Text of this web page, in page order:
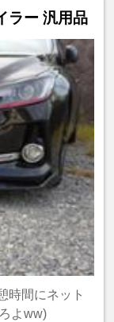
ラー 汎用品
時間にネット
よww)